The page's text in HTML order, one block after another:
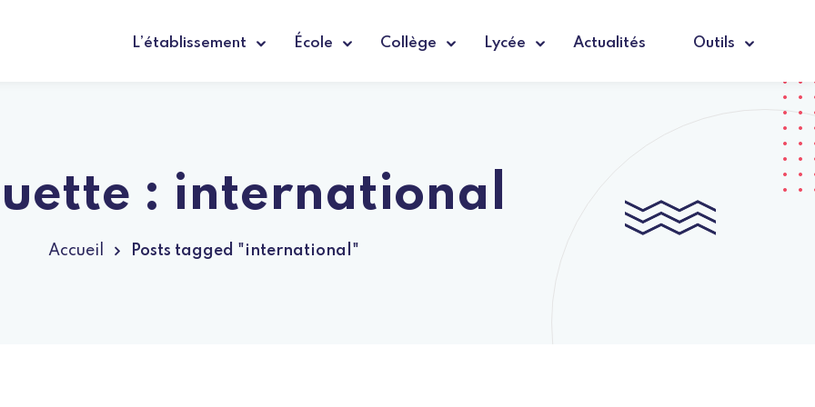
L’établissement École Collège Lycée Actualités Outils
: international
Accueil Posts tagged "international"